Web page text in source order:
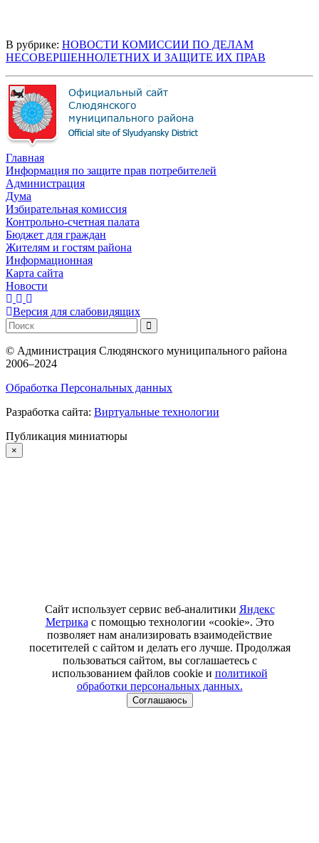
В рубрике: НОВОСТИ КОМИССИИ ПО ДЕЛАМ
НЕСОВЕРШЕННОЛЕТНИХ И ЗАЩИТЕ ИХ ПРАВ
Главная
Информация по защите прав потребителей
Администрация
Дума
Избирательная комиссия
Контрольно-счетная палата
Бюджет для граждан
Жителям и гостям района
Информационная
Карта сайта
Новости
Версия для слабовидящих
© Администрация Слюдянского муниципального района
2006–2024
Обработка Персональных данных
Разработка сайта: Виртуальные технологии
Публикация миниатюры
×
Сайт использует сервис веб-аналитики Яндекс
Метрика с помощью технологии «cookie». Это
позволяет нам анализировать взаимодействие
посетителей с сайтом и делать его лучше. Продолжая
пользоваться сайтом, вы соглашаетесь с
использованием файлов cookie и политикой
обработки персональных данных.
Соглашаюсь